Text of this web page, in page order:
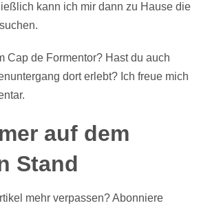
kann ich mir dann zu Hause die
Cap de Formentor? Hast du auch
dort erlebt? Ich freue mich
auf dem
Stand
mehr verpassen? Abonniere